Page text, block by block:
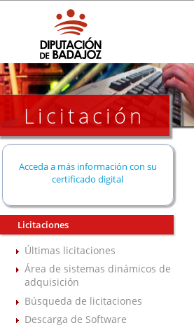
Licitación
Acceda a más información con su
certificado digital
Licitaciones
Últimas licitaciones
Área de sistemas dinámicos de
adquisición
Búsqueda de licitaciones
Descarga de Software